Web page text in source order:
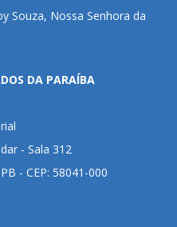
Souza, Nossa Senhora da
DA PARAÍBA
- Sala 312
- CEP: 58041-000